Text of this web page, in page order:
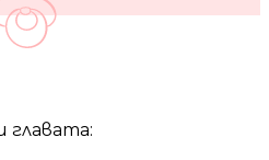
главата: